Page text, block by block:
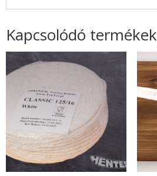
Kapcsolódó termékek